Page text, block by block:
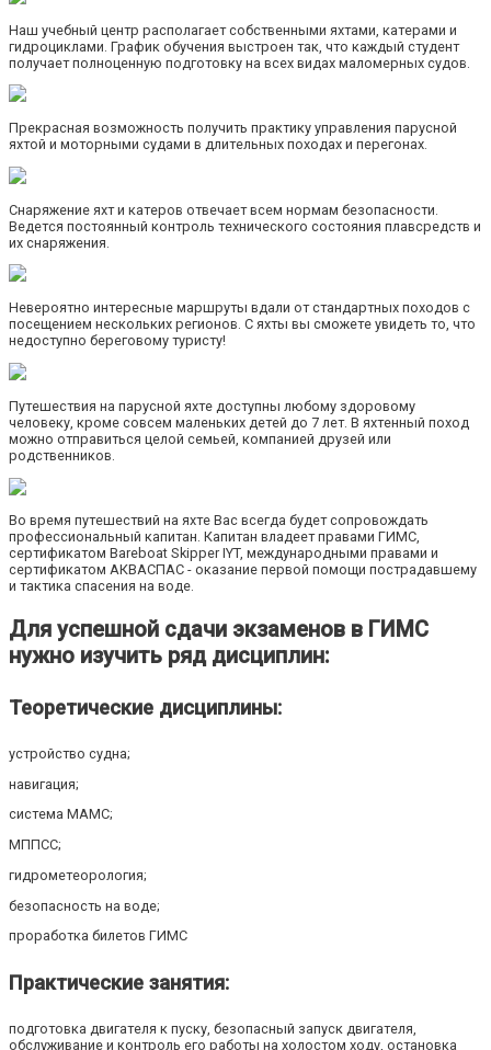
Наш учебный центр располагает собственными яхтами, катерами и
гидроциклами. График обучения выстроен так, что каждый студент
получает полноценную подготовку на всех видах маломерных судов.
Прекрасная возможность получить практику управления парусной
яхтой и моторными судами в длительных походах и перегонах.
Снаряжение яхт и катеров отвечает всем нормам безопасности.
Ведется постоянный контроль технического состояния плавсредств и
их снаряжения.
Невероятно интересные маршруты вдали от стандартных походов с
посещением нескольких регионов. С яхты вы сможете увидеть то, что
недоступно береговому туристу!
Путешествия на парусной яхте доступны любому здоровому
человеку, кроме совсем маленьких детей до 7 лет. В яхтенный поход
можно отправиться целой семьей, компанией друзей или
родственников.
Во время путешествий на яхте Вас всегда будет сопровождать
профессиональный капитан. Капитан владеет правами ГИМС,
сертификатом Bareboat Skipper IYT, международными правами и
сертификатом АКВАСПАС - оказание первой помощи пострадавшему
и тактика спасения на воде.
Для успешной сдачи экзаменов в ГИМС
нужно изучить ряд дисциплин:
Теоретические дисциплины:
устройство судна;
навигация;
система МАМС;
МППСС;
гидрометеорология;
безопасность на воде;
проработка билетов ГИМС
Практические занятия:
подготовка двигателя к пуску, безопасный запуск двигателя,
обслуживание и контроль его работы на холостом ходу, остановка